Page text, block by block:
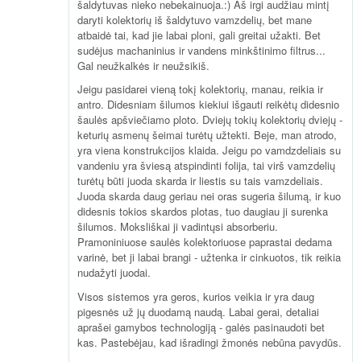
šaldytuvas nieko nebekainuoja.:) Aš irgi audžiau mintį
daryti kolektorių iš šaldytuvo vamzdelių, bet mane
atbaidė tai, kad jie labai ploni, gali greitai užakti. Bet
sudėjus machaninius ir vandens minkštinimo filtrus...
Gal neužkalkės ir neužsikiš.
Jeigu pasidarei vieną tokį kolektorių, manau, reikia ir
antro. Didesniam šilumos kiekiui išgauti reikėtų didesnio
šaulės apšviečiamo ploto. Dviejų tokių kolektorių dviejų -
keturių asmenų šeimai turėtų užtekti. Beje, man atrodo,
yra viena konstrukcijos klaida. Jeigu po vamdzdeliais su
vandeniu yra šviesą atspindinti folija, tai virš vamzdelių
turėtų būti juoda skarda ir liestis su tais vamzdeliais.
Juoda skarda daug geriau nei oras sugeria šilumą, ir kuo
didesnis tokios skardos plotas, tuo daugiau ji surenka
šilumos. Moksliškai ji vadintųsi absorberiu.
Pramoniniuose saulės kolektoriuose paprastai dedama
varinė, bet ji labai brangi - užtenka ir cinkuotos, tik reikia
nudažyti juodai.
Visos sistemos yra geros, kurios veikia ir yra daug
pigesnės už jų duodamą naudą. Labai gerai, detaliai
aprašei gamybos technologiją - galės pasinaudoti bet
kas. Pastebėjau, kad išradingi žmonės nebūna pavydūs.